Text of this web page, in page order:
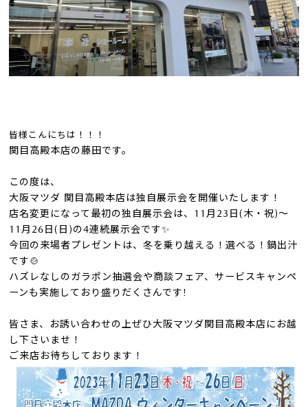
皆様 こんにちは！！！
関目高殿本店の藤田です。
この度は、
大阪マツダ 関目高殿本店は独自展示会を開催いたします！
店名変更になって最初の独自展示会は、11月23日(木・祝)〜
11月26日(日)の4連続展示会です✨
今回の来場者プレゼントは、冬を乗り越える！選べる！鍋出汁
です🍲
ハズレなしのガラポン抽選会や商談フェア、サービスキャンペ
ーンも実施しており盛りだくさんです!
皆さま、お誘い合わせの上ぜひ大阪マツダ関目高殿本店にお越
し下さいませ！
ご来店お待ちしております！